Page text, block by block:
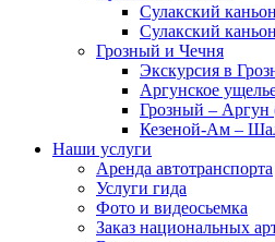
Сулакский
Сулакский
Грозный и Чечня
Экскурсия в
Аргунское
Грозный – Аргун
Кезеной-Ам –
Наши услуги
Аренда автотранспорта
Услуги гида
Фото и видеосьемка
Заказ национальных